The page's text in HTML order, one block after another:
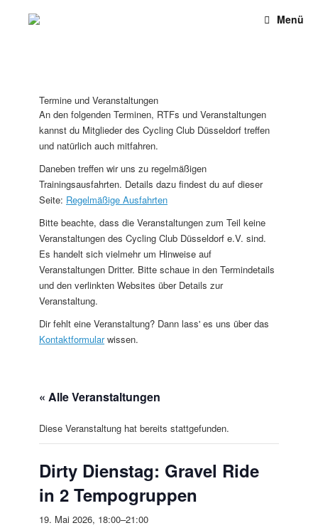
Menü
Termine und Veranstaltungen
An den folgenden Terminen, RTFs und Veranstaltungen
kannst du Mitglieder des Cycling Club Düsseldorf treffen
und natürlich auch mitfahren.
Daneben treffen wir uns zu regelmäßigen
Trainingsausfahrten. Details dazu findest du auf dieser
Seite: Regelmäßige Ausfahrten
Bitte beachte, dass die Veranstaltungen zum Teil keine
Veranstaltungen des Cycling Club Düsseldorf e.V. sind.
Es handelt sich vielmehr um Hinweise auf
Veranstaltungen Dritter. Bitte schaue in den Termindetails
und den verlinkten Websites über Details zur
Veranstaltung.
Dir fehlt eine Veranstaltung? Dann lass' es uns über das
Kontaktformularwissen.
« Alle Veranstaltungen
Diese Veranstaltung hat bereits stattgefunden.
Dirty Dienstag: Gravel Ride
in 2 Tempogruppen
19. Mai 2026, 18:00–21:00